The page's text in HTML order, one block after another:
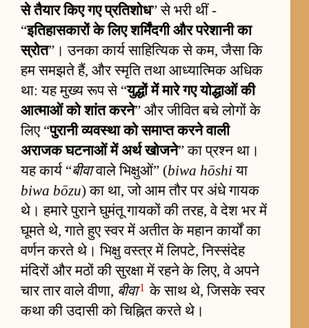
से तैयार किए गए प्रतिशोध” से भरी थीं -
“इतिहासकारों के लिए शर्मिंदगी और परेशानी का
स्रोत”। उनका कार्य साहित्यिक से कम, जैसा कि
हम समझते हैं, और स्मृति तथा आध्यात्मिक अधिक
था: यह मुख्य रूप से “युद्धों में मारे गए योद्धाओं की
आत्माओं को शांत करने” और जीवित बचे लोगों के
लिए “पुरानी व्यवस्था को समाप्त करने वाली
अराजक घटनाओं में अर्थ खोजने” का प्रश्न था।
यह कार्य “बीवावाले भिक्षुओं” (biwa hōshiया
biwa bōzu) का था, जो आम तौर पर अंधे गायक
थे। हमारे पुराने घुमंतू गायकों की तरह, वे देश भर में
घूमते थे, गाते हुए स्वर में अतीत के महान कार्यों का
वर्णन करते थे। भिक्षु वस्त्र में लिपटे, निस्संदेह
मंदिरों और मठों की सुरक्षा में रहने के लिए, वे अपने
चार तार वाले वीणा, बीवा1 के साथ थे, जिसके स्वर
कथा की उदासी को चिह्नित करते थे।